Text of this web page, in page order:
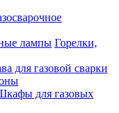
Горелки,
для газовой сварки
для газовых